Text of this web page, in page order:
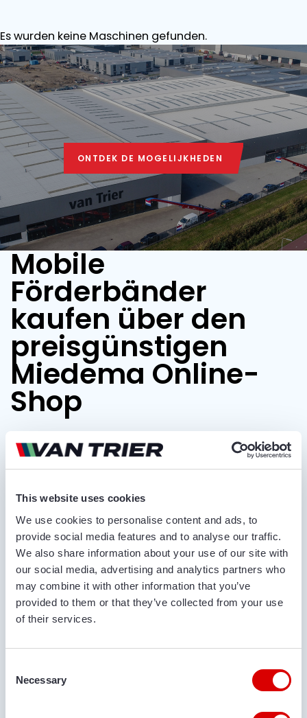
This website uses cookies
We use cookies to personalise content and ads, to
provide social media features and to analyse our traffic.
We also share information about your use of our site with
our social media, advertising and analytics partners who
may combine it with other information that you’ve
provided to them or that they’ve collected from your use
of their services.
Selection
Necessary
Es wurden keine Maschinen gefunden.
ONTDEK DE MOGELIJKHEDEN
Mobile
Förderbänder
kaufen über den
preisgünstigen
Miedema Online-
Shop
Als einer der erfahrensten Lieferanten im Bereich
mobiler Förderbänder aus Tholen in der
unserem umfangreichen Angebot nun auch gern
an potentielle Kunden aus Deutschland
herantreten. Und so bieten wir ins unserem
Angebotsspektrum eine große Auswahl
gebrauchter und neuwertiger Förderbänder
namhafter Hersteller, die Sie bei uns preisgünstig
erwerben sowie auch unkompliziert und flexibel
anmieten können. Nutzen Sie die vorteilhaften
mit diesen beispielsweise Ihre Kartoffelerträge
schnell und effizient einzulagern. Profitieren Sie
zudem von der produktschonenden Wirkungsweise